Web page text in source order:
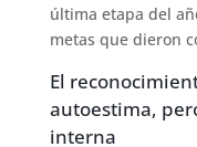
última etapa del
metas que dieron
El
autoestima,
interna